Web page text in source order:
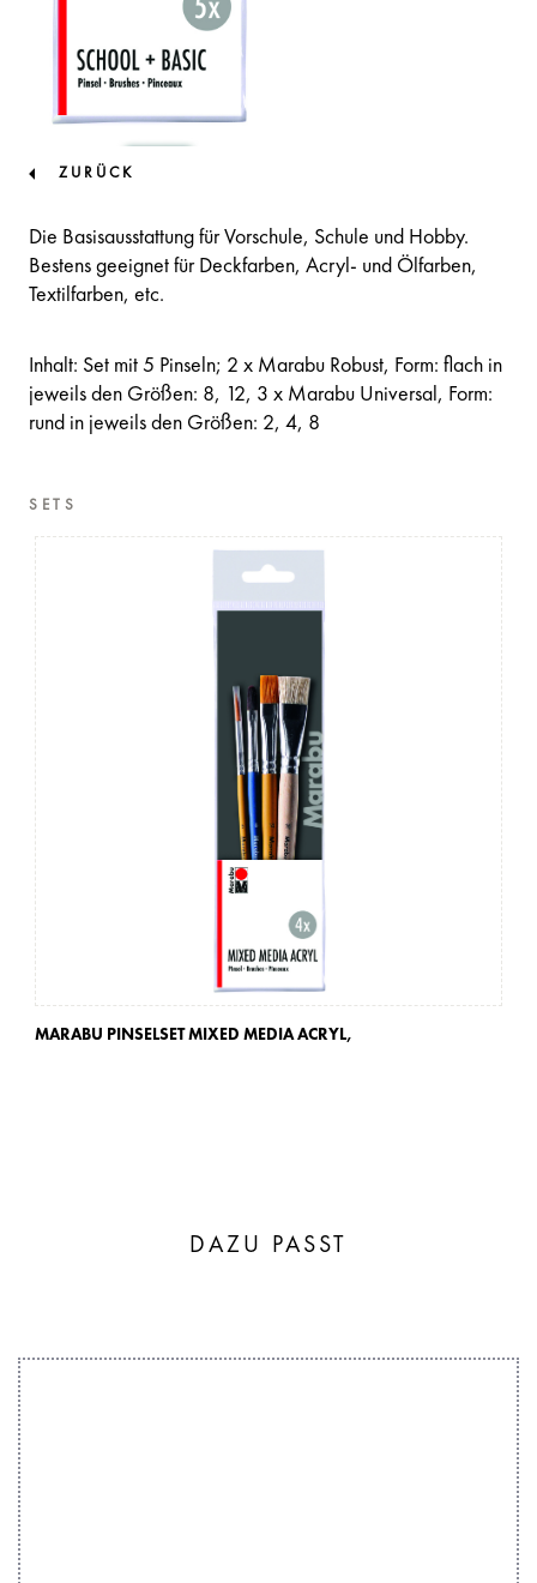
ZURÜCK
Die Basisausstattung für Vorschule, Schule und Hobby.
Bestens geeignet für Deckfarben, Acryl- und Ölfarben,
Textilfarben, etc.
Inhalt: Set mit 5 Pinseln; 2 x Marabu Robust, Form: flach in
jeweils den Größen: 8, 12, 3 x Marabu Universal, Form:
rund in jeweils den Größen: 2, 4, 8
SETS
MARABU PINSELSET MIXED MEDIA ACRYL,
DAZU PASST